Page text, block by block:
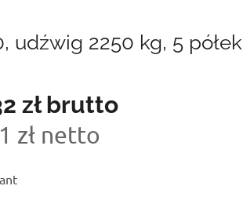
udźwig 2250 kg, 5 półek
złbrutto
zł netto